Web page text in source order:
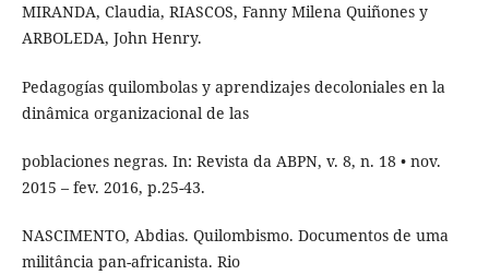
MIRANDA, Claudia, RIASCOS, Fanny Milena Quiñones y
ARBOLEDA, John Henry.
Pedagogías quilombolas y aprendizajes decoloniales en la
dinâmica organizacional de las
poblaciones negras. In: Revista da ABPN, v. 8, n. 18 • nov.
2015 – fev. 2016, p.25-43.
NASCIMENTO, Abdias. Quilombismo. Documentos de uma
militância pan-africanista. Rio